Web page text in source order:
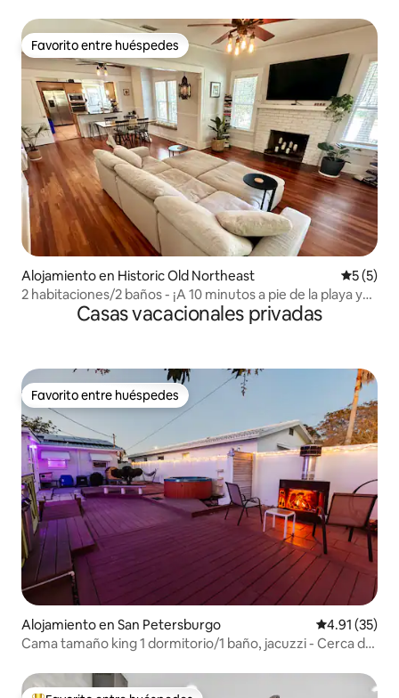
Favorito entre huéspedes
Favorito entre huéspedes
Alojamiento en Historic Old Northeast
5 (5)
2 habitaciones/2 baños - ¡A 10 minutos a pie de la playa y
del centro de la ciudad!
Casas vacacionales privadas
Favorito entre huéspedes
Favorito entre huéspedes
Alojamiento en San Petersburgo Calificación
4.91 (35)
Cama tamaño king 1 dormitorio/1 baño, jacuzzi - Cerca de